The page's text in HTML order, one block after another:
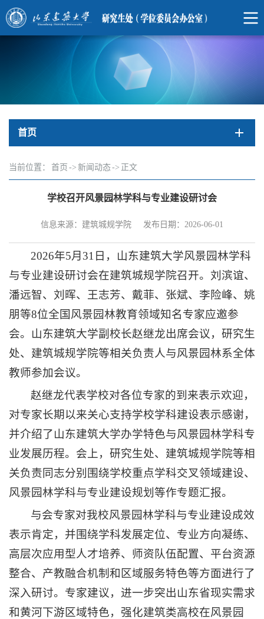
首页
当前位置： 首页 -> 新闻动态-> 正文
学校召开风景园林学科与专业建设研讨会
信息来源：建筑城规学院 发布日期：2026-06-01
2026年5月31日，山东建筑大学风景园林学科
与专业建设研讨会在建筑城规学院召开。刘滨谊、
潘远智、刘晖、王志芳、戴菲、张斌、李险峰、姚
朋等8位全国风景园林教育领域知名专家应邀参
会。山东建筑大学副校长赵继龙出席会议，研究生
处、建筑城规学院等相关负责人与风景园林系全体
教师参加会议。
赵继龙代表学校对各位专家的到来表示欢迎，
对专家长期以来关心支持学校学科建设表示感谢，
并介绍了山东建筑大学办学特色与风景园林学科专
业发展历程。会上，研究生处、建筑城规学院等相
关负责同志分别围绕学校重点学科交叉领域建设、
风景园林学科与专业建设规划等作专题汇报。
与会专家对我校风景园林学科与专业建设成效
表示肯定，并围绕学科发展定位、专业方向凝练、
高层次应用型人才培养、师资队伍配置、平台资源
整合、产教融合机制和区域服务特色等方面进行了
深入研讨。专家建议，进一步突出山东省现实需求
和黄河下游区域特色，强化建筑类高校在风景园